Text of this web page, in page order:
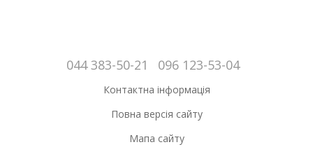
044 383-50-21 096 123-53-04
Контактна інформація
Повна версія сайту
Мапа сайту